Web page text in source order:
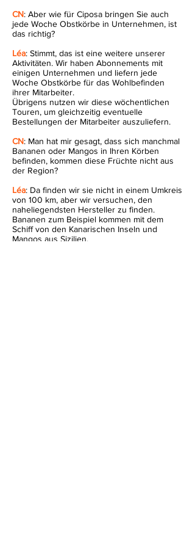
CN: Aber wie für Ciposa bringen Sie auch
jede Woche Obstkörbe in Unternehmen, ist
das richtig?
Léa: Stimmt, das ist eine weitere unserer
Aktivitäten. Wir haben Abonnements mit
einigen Unternehmen und liefern jede
Woche Obstkörbe für das Wohlbefinden
ihrer Mitarbeiter.
Übrigens nutzen wir diese wöchentlichen
Touren, um gleichzeitig eventuelle
Bestellungen der Mitarbeiter auszuliefern.
CN: Man hat mir gesagt, dass sich manchmal
Bananen oder Mangos in Ihren Körben
befinden, kommen diese Früchte nicht aus
der Region?
Léa: Da finden wir sie nicht in einem Umkreis
von 100 km, aber wir versuchen, den
naheliegendsten Hersteller zu finden.
Bananen zum Beispiel kommen mit dem
Schiff von den Kanarischen Inseln und
Mangos aus Sizilien.